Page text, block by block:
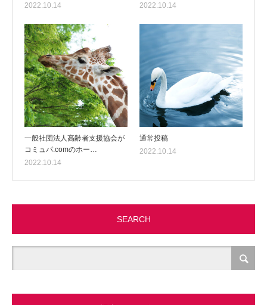
2022.10.14
2022.10.14
一般社団法人高齢者支援協会が
コミュパ.comのホー…
2022.10.14
通常投稿
2022.10.14
SEARCH